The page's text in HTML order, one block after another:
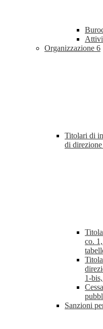
Organizzazione 6
Titolari di
di
co.
1-
Sanzioni